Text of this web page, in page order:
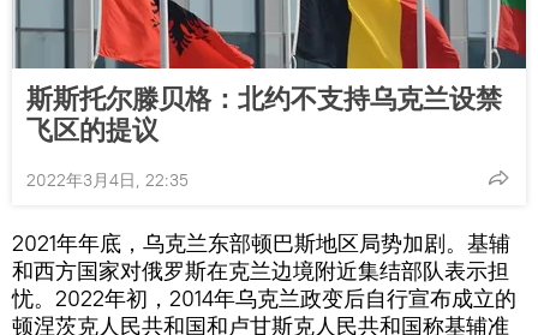
斯斯托尔滕贝格：北约不支持乌克兰设禁
飞区的提议
2022年3月4日, 22:35
2021年年底，乌克兰东部顿巴斯地区局势加剧。基辅
和西方国家对俄罗斯在克兰边境附近集结部队表示担
忧。2022年初，2014年乌克兰政变后自行宣布成立的
顿涅茨克人民共和国和卢甘斯克人民共和国称基辅准